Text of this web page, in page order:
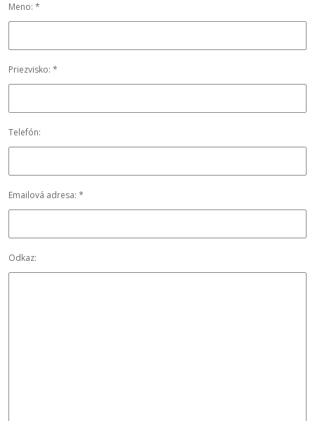
Meno: *
Priezvisko: *
Telefón:
Emailová adresa: *
Odkaz: